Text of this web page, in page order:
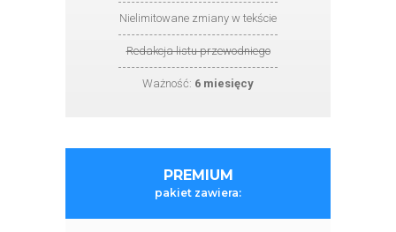
Nielimitowane zmiany w tekście
Redakcja listu przewodniego
Ważność: 6 miesięcy
PREMIUM
pakiet zawiera: